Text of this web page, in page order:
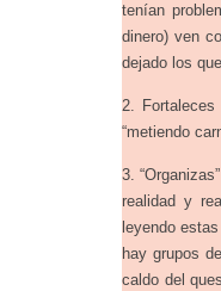
tenían
dinero) ven
dejado los
2. Fortaleces
“metiendo
3.
realidad y
leyendo
hay grupos
caldo del